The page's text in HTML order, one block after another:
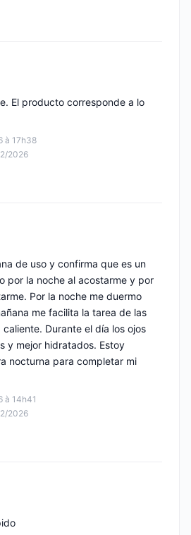
à 17h38
2026
El producto corresponde a lo
à 14h41
2026
de uso y confirma que es un
por la noche al acostarme y por
Por la noche me duermo
me facilita la tarea de las
Durante el día los ojos
y mejor hidratados. Estoy
nocturna para completar mi